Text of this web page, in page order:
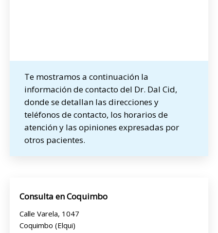
Te mostramos a continuación la
información de contacto del Dr. Dal Cid,
donde se detallan las direcciones y
teléfonos de contacto, los horarios de
atención y las opiniones expresadas por
otros pacientes.
Consulta en Coquimbo
Calle Varela, 1047
Coquimbo (Elqui)